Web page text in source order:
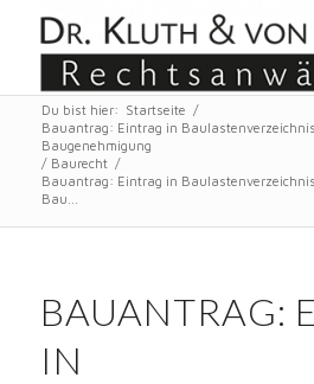
Du bist hier: Startseite
/
Bauantrag: Eintrag in
Baugenehmigung
/ Baurecht /
Bauantrag: Eintrag in
Bau...
BAUANTRAG:
IN